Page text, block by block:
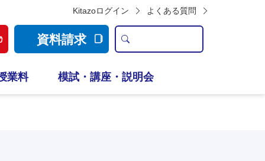
Kitazoログイン よくある質問
資料請求
業料 模試・講座・説明会